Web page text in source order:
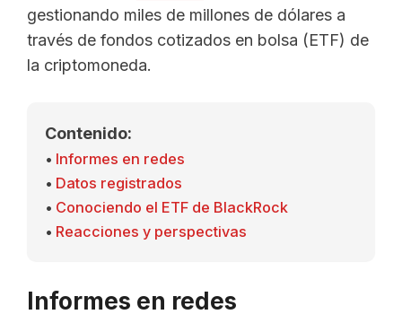
gestionando miles de millones de dólares a
través de fondos cotizados en bolsa (ETF) de
la criptomoneda.
Contenido:
Informes en redes
Datos registrados
Conociendo el ETF de BlackRock
Reacciones y perspectivas
Informes en redes